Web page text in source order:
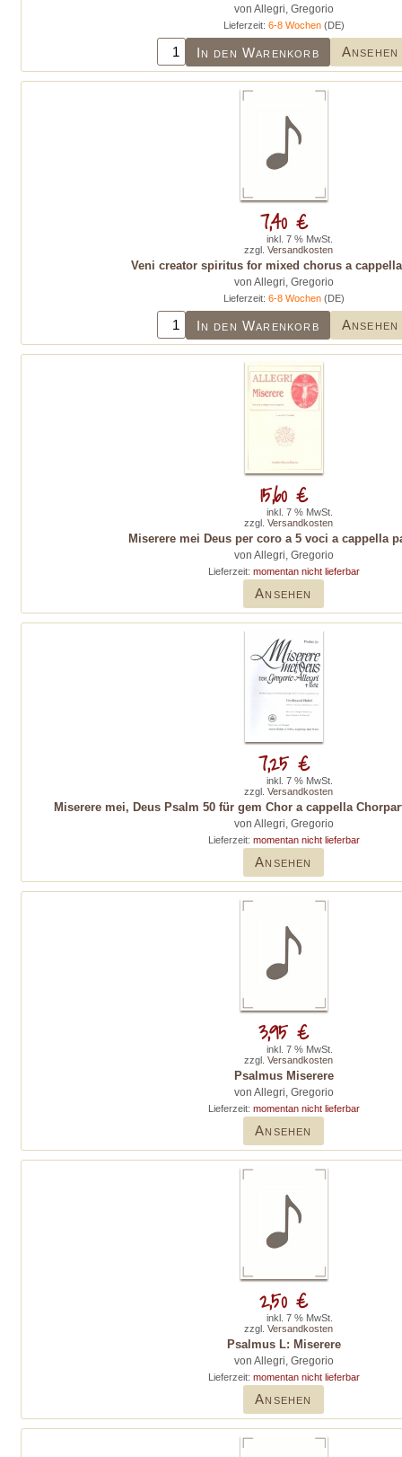
von Allegri, Gregorio
Lieferzeit: 6-8 Wochen(DE)
In den Warenkorb Ansehen
Veni creator spiritus for mixed chorus a
von Allegri, Gregorio
Lieferzeit: 6-8 Wochen(DE)
In den Warenkorb Ansehen
7,40 €
inkl. 7 % MwSt.
zzgl. Versandkosten
Miserere mei Deus per coro a 5 voci a cappella
von Allegri, Gregorio
Lieferzeit: momentan nicht lieferbar
Ansehen
15,60 €
inkl. 7 % MwSt.
zzgl. Versandkosten
Miserere mei, Deus Psalm 50 für gem Chor a cappella
von Allegri, Gregorio
Lieferzeit: momentan nicht lieferbar
Ansehen
7,25 €
inkl. 7 % MwSt.
zzgl. Versandkosten
Psalmus Miserere
von Allegri, Gregorio
Lieferzeit: momentan nicht lieferbar
Ansehen
3,95 €
inkl. 7 % MwSt.
zzgl. Versandkosten
Psalmus L: Miserere
von Allegri, Gregorio
Lieferzeit: momentan nicht lieferbar
Ansehen
2,50 €
inkl. 7 % MwSt.
zzgl. Versandkosten